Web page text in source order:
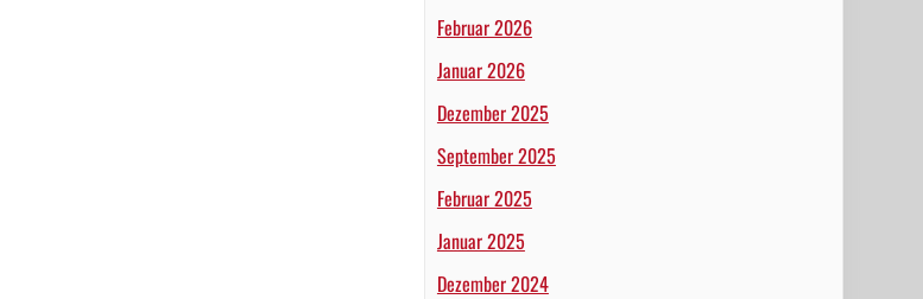
Februar 2026
Januar 2026
Dezember 2025
September 2025
Februar 2025
Januar 2025
Dezember 2024